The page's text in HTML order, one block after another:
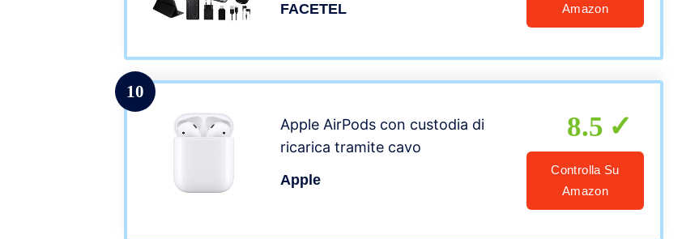
FACETEL
Amazon
10
Apple AirPods con custodia di
ricarica tramite cavo
Apple
8.5
Controlla Su
Amazon